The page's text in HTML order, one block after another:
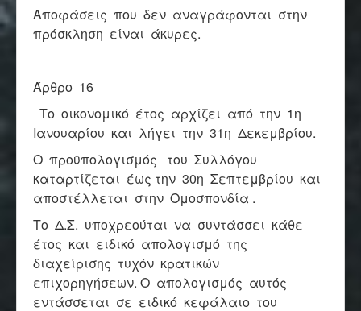
Αποφάσεις που δεν αναγράφονται στην
πρόσκληση είναι άκυρες.
Άρθρο 16
Το οικονομικό έτος αρχίζει από την 1η
Ιανουαρίου και λήγει την 31η Δεκεμβρίου.
Ο προϋπολογισμός του Συλλόγου
καταρτίζεται έως την 30η Σεπτεμβρίου και
αποστέλλεται στην Ομοσπονδία .
Το Δ.Σ. υποχρεούται να συντάσσει κάθε
έτος και ειδικό απολογισμό της
διαχείρισης τυχόν κρατικών
επιχορηγήσεων. Ο απολογισμός αυτός
εντάσσεται σε ειδικό κεφάλαιο του